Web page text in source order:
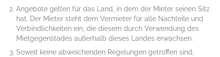
Angebote gelten für das Land, in dem der Mieter seinen Sitz
hat. Der Mieter steht dem Vermieter für alle Nachteile und
Verbindlichkeiten ein, die diesem durch Verwendung des
Mietgegenstades außerhalb dieses Landes erwachsen.
Soweit keine abweichenden Regelungen getroffen sind,